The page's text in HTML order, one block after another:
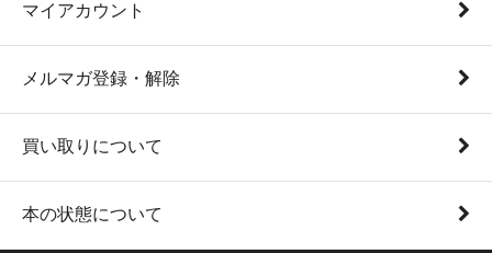
マイアカウント
メルマガ登録・解除
買い取りについて
本の状態について